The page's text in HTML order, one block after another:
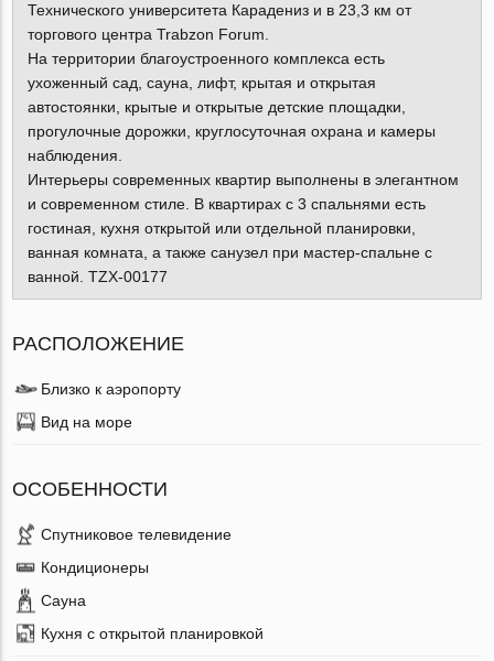
Технического университета Карадениз и в 23,3 км от
торгового центра Trabzon Forum.
На территории благоустроенного комплекса есть
ухоженный сад, сауна, лифт, крытая и открытая
автостоянки, крытые и открытые детские площадки,
прогулочные дорожки, круглосуточная охрана и камеры
наблюдения.
Интерьеры современных квартир выполнены в элегантном
и современном стиле. В квартирах с 3 спальнями есть
гостиная, кухня открытой или отдельной планировки,
ванная комната, а также санузел при мастер-спальне с
ванной. TZX-00177
РАСПОЛОЖЕНИЕ
Близко к аэропорту
Вид на море
ОСОБЕННОСТИ
Спутниковое телевидение
Кондиционеры
Сауна
Кухня с открытой планировкой